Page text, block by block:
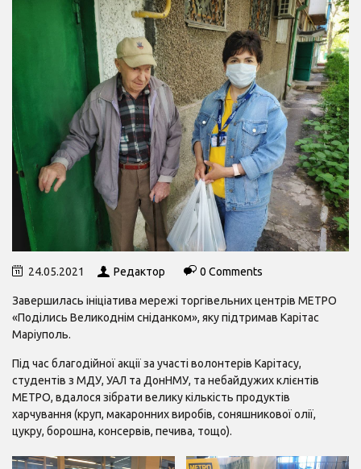
24.05.2021 Редактор 0 Comments
Завершилась ініціатива мережі торгівельних центрів МЕТРО
«Поділись Великоднім сніданком», яку підтримав Карітас
Маріуполь.
Під час благодійної акції за участі волонтерів Карітасу,
студентів з МДУ, УАЛ та ДонНМУ, та небайдужих клієнтів
МЕТРО, вдалося зібрати велику кількість продуктів
харчування (круп, макаронних виробів, соняшникової олії,
цукру, борошна, консервів, печива, тощо).